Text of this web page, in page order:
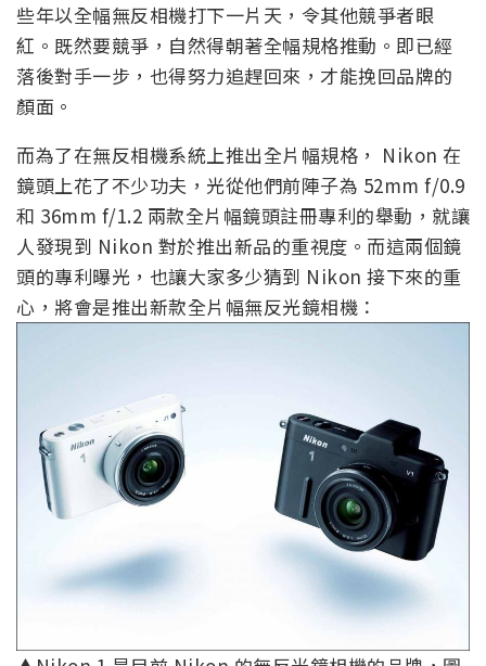
些年以全幅無反相機打下一片天，令其他競爭者眼
紅。既然要競爭，自然得朝著全幅規格推動。即已經
落後對手一步，也得努力追趕回來，才能挽回品牌的
顏面。
而為了在無反相機系統上推出全片幅規格， Nikon 在
鏡頭上花了不少功夫，光從他們前陣子為 52mm f/0.9
和 36mm f/1.2 兩款全片幅鏡頭註冊專利的舉動，就讓
人發現到 Nikon 對於推出新品的重視度。而這兩個鏡
頭的專利曝光，也讓大家多少猜到 Nikon 接下來的重
心，將會是推出新款全片幅無反光鏡相機：